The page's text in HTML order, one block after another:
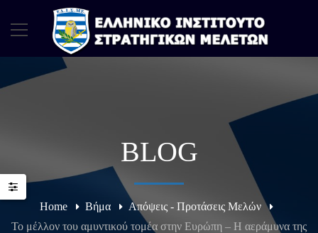
BLOG
Home Βήμα
Απόψεις - Προτάσεις Μελών
Το μέλλον του αμυντικού τομέα στην Ευρώπη – Η αεράμυνα της